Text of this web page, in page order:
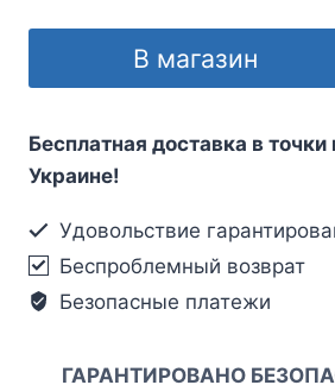
В магазин
Бесплатная доставка в
Украине!
Удовольствие
Беспроблемный возврат
Безопасные платежи
ГАРАНТИРОВАНО